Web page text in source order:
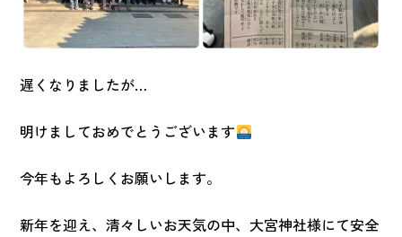
遅くなりましたが…
明けましておめでとうございます
今年もよろしくお願いします。
新年を迎え、清々しいお天気の中、大宮神社様にて安全